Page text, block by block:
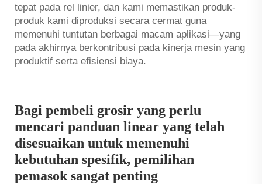
tepat pada rel linier, dan kami memastikan produk-
produk kami diproduksi secara cermat guna
memenuhi tuntutan berbagai macam aplikasi—yang
pada akhirnya berkontribusi pada kinerja mesin yang
produktif serta efisiensi biaya.
Bagi pembeli grosir yang perlu
mencari panduan linear yang telah
disesuaikan untuk memenuhi
kebutuhan spesifik, pemilihan
pemasok sangat penting